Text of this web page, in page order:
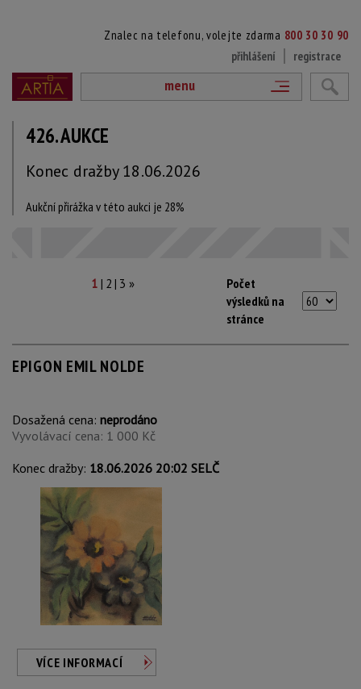
Znalec na telefonu, volejte zdarma 800 30 30 90
přihlášení
registrace
menu
426. AUKCE
Konec dražby 18.06.2026
Aukční přirážka v této aukci je 28%
1 | 2 | 3 »
Počet
výsledků na
stránce
EPIGON EMIL NOLDE
Dosažená cena: neprodáno
Vyvolávací cena: 1 000 Kč
Konec dražby: 18.06.2026 20:02 SELČ
VÍCE INFORMACÍ